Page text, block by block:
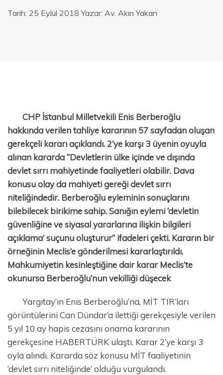
Tarih: 25 Eylül 2018 Yazar: Av. Akın Yakan
CHP İstanbul Milletvekili Enis Berberoğlu
hakkında verilen tahliye kararının 57 sayfadan oluşan
gerekçeli kararı açıklandı. 2’ye karşı 3 üyenin oyuyla
alınan kararda “Devletlerin ülke içinde ve dışında
devlet sırrı mahiyetinde faaliyetleri olabilir. Dava
konusu olay da mahiyeti gereği devlet sırrı
niteliğindedir. Berberoğlu eyleminin sonuçlarını
bilebilecek birikime sahip. Sanığın eylemi ‘devletin
güvenliğine ve siyasal yararlarına ilişkin bilgileri
açıklama’ suçunu oluşturur” ifadeleri çekti. Kararın bir
örneğinin Meclis’e gönderilmesi kararlaştırıldı.
Mahkumiyetin kesinleştiğine dair karar Meclis’te
okunursa Berberoğlu’nun vekilliği düşecek
Yargıtay’ın Enis Berberoğlu’na, MİT TIR’ları
görüntülerini Can Dündar’a ilettiği gerekçesiyle verilen
5 yıl 10 ay hapis cezasını onama kararının
gerekçesine HABERTÜRK ulaştı. Karar 2’ye karşı 3
oyla alındı. Kararda söz konusu MİT faaliyetinin
‘devlet sırrı niteliğinde’ olduğu vurgulandı.